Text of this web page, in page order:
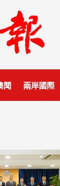
聞 兩岸國際